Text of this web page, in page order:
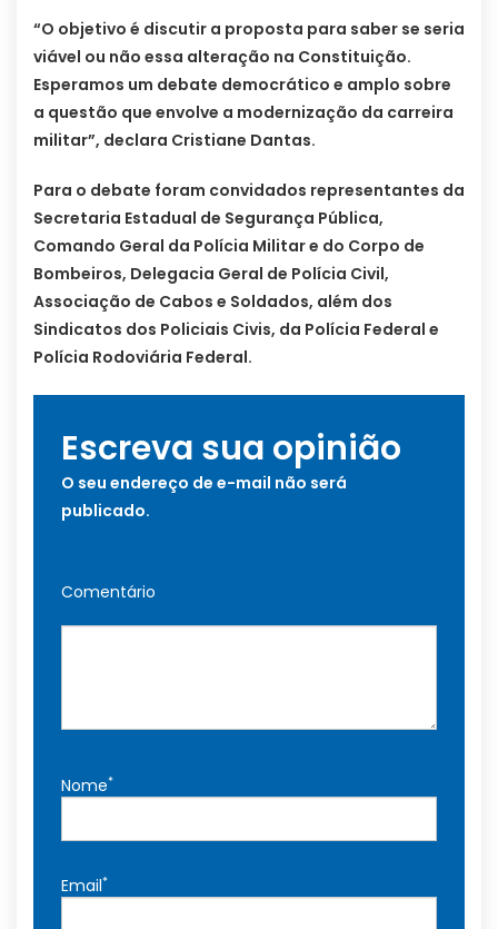
“O objetivo é discutir a proposta para saber se seria
viável ou não essa alteração na Constituição.
Esperamos um debate democrático e amplo sobre
a questão que envolve a modernização da carreira
militar”, declara Cristiane Dantas.
Para o debate foram convidados representantes da
Secretaria Estadual de Segurança Pública,
Comando Geral da Polícia Militar e do Corpo de
Bombeiros, Delegacia Geral de Polícia Civil,
Associação de Cabos e Soldados, além dos
Sindicatos dos Policiais Civis, da Polícia Federal e
Polícia Rodoviária Federal.
Escreva sua opinião
O seu endereço de e-mail não será
publicado.
Comentário
Nome*
Email*